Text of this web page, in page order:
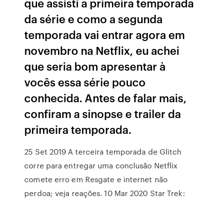
da série e como a segunda
temporada vai entrar agora em
novembro na Netflix, eu achei
que seria bom apresentar à
vocês essa série pouco
conhecida. Antes de falar mais,
confiram a sinopse e trailer da
primeira temporada.
25 Set 2019 A terceira temporada de Glitch
corre para entregar uma conclusão Netflix
comete erro em Resgate e internet não
perdoa; veja reações. 10 Mar 2020 Star Trek: